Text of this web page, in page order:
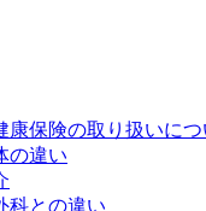
康保険の取り扱いにつ
の違い
科との違い